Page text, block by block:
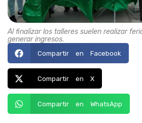
Al finalizar los talleres suelen realizar
generar ingresos.
Compartir en Facebook
Compartir en X
Compartir en WhatsApp